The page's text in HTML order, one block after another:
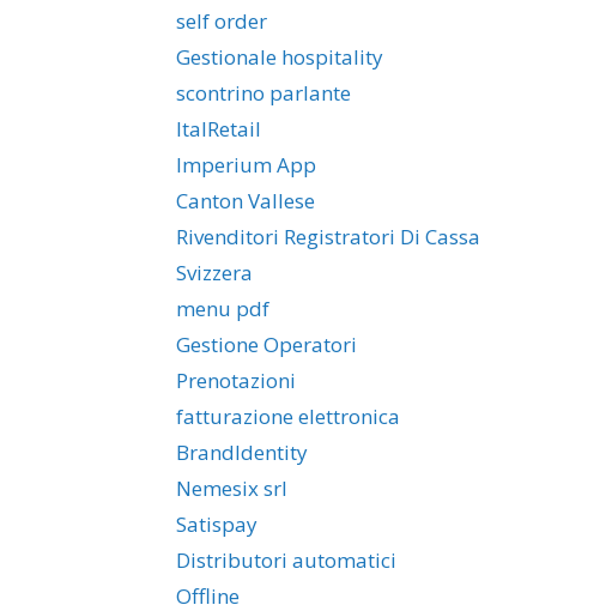
self order
Gestionale hospitality
scontrino parlante
ItalRetail
Imperium App
Canton Vallese
Rivenditori Registratori Di Cassa
Svizzera
menu pdf
Gestione Operatori
Prenotazioni
fatturazione elettronica
BrandIdentity
Nemesix srl
Satispay
Distributori automatici
Offline